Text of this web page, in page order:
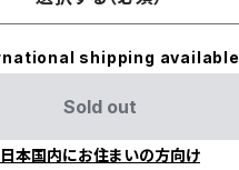
shipping available
Sold out
日本国内にお住まいの方向け